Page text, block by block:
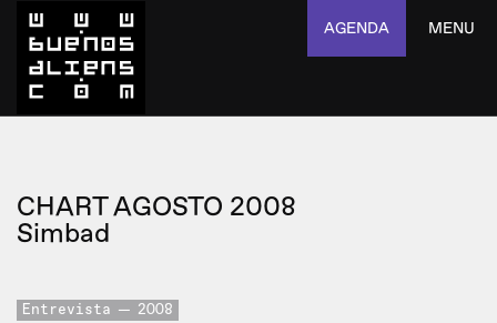
AGENDA MENU
CHART AGOSTO 2008
Simbad
Entrevista 2008